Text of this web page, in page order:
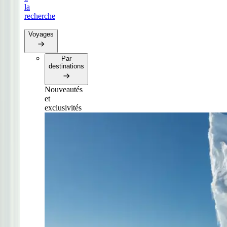
la
recherche
Voyages
Par
destinations
Nouveautés
et
exclusivités